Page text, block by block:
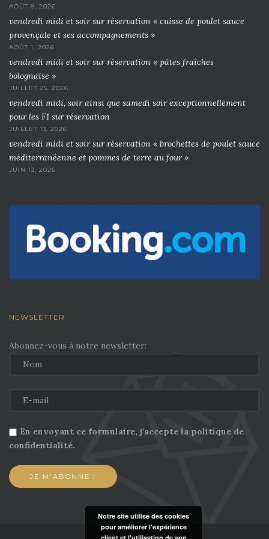
AOÛT 8, 2026
vendredi midi et soir sur réservation « cuisse de poulet sauce
provençale et ses accompagnements »
AOÛT 1, 2026
vendredi midi et soir sur réservation « pâtes fraîches
bolognaise »
JUILLET 25, 2026
vendredi midi, soir ainsi que samedi soir exceptionnellement
pour les F1 sur réservation
JUILLET 13, 2026
vendredi midi et soir sur réservation « brochettes de poulet sauce
méditerranéenne et pommes de terre au four »
JUIN 13, 2026
NEWSLETTER
Abonnez-vous à notre newsletter:
En envoyant ce formulaire, j'accepte la politique de
confidentialité.
Notre site utilise des cookies
pour améliorer l'expérience